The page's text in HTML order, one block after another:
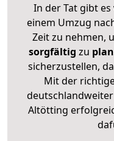
In der Tat gibt
einem Umzug
Zeit zu nehmen,
sorgfältig zu
sicherzustellen,
Mit der
Altötting